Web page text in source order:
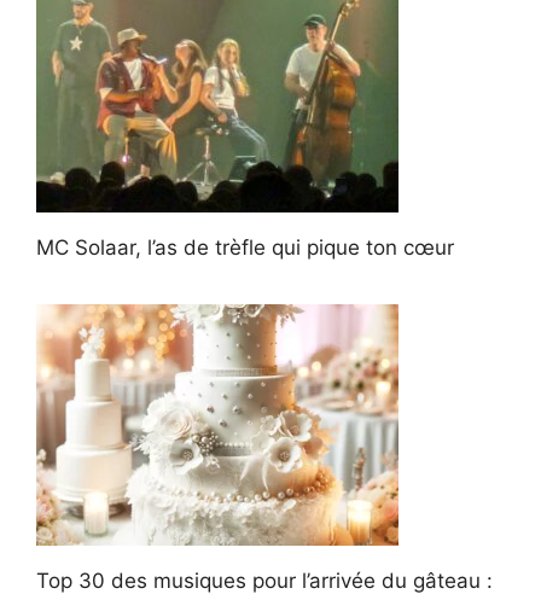
MC Solaar, l’as de trèfle qui pique ton cœur
Top 30 des musiques pour l’arrivée du gâteau :